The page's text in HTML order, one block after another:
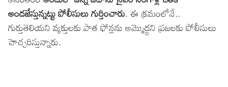
అందజేస్తున్నట్టు పోలీసులు గుర్తించారు. ఈ క్రమంలోనే..
గుర్తుతెలియని వ్యక్తులకు పాత ఫోన్లను అమ్మొద్దని ప్రజలకు పోలీసులు
హెచ్చరిస్తున్నారు.